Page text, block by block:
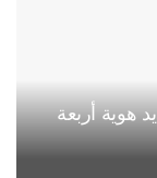
80 جثة وتحديد هوية أربعة